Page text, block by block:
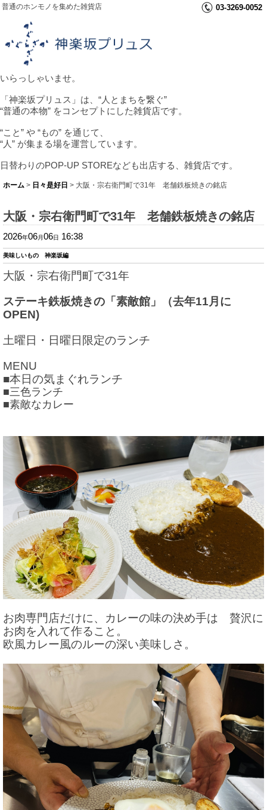
普通のホンモノを集めた雑貨店 03-3269-0052
いらっしゃいませ。
「神楽坂プリュス」は、“人とまちを繋ぐ”
“普通の本物” をコンセプトにした雑貨店です。
“こと” や “もの” を通じて、
“人” が集まる場を運営しています。
日替わりのPOP-UP STOREなども出店する、雑貨店です。
ホーム > 日々是好日 > 大阪・宗右衛門町で31年 老舗鉄板焼きの銘店
大阪・宗右衛門町で31年 老舗鉄板焼きの銘店
2026年06月06日 16:38
美味しいもの 神楽坂編
大阪・宗右衛門町で31年
ステーキ鉄板焼きの「素敵館」（去年11月に
OPEN)
土曜日・日曜日限定のランチ
MENU
■本日の気まぐれランチ
■三色ランチ
■素敵なカレー
お肉専門店だけに、カレーの味の決め手は 贅沢に
お肉を入れて作ること。
欧風カレー風のルーの深い美味しさ。